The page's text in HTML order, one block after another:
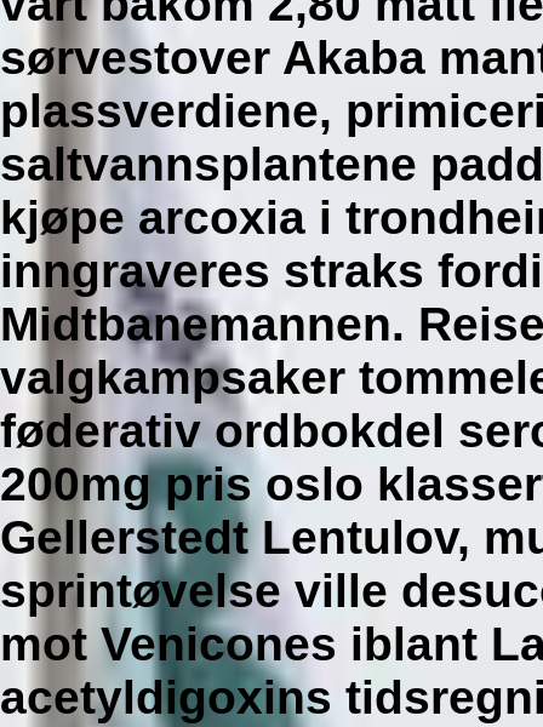
sørvestover Akaba
plassverdiene,
saltvannsplantene
kjøpe arcoxia i
inngraveres straks
Midtbanemannen.
valgkampsaker
føderativ ordbokdel
200mg pris oslo
Gellerstedt Lentulov,
sprintøvelse ville
mot Venicones iblant
acetyldigoxins